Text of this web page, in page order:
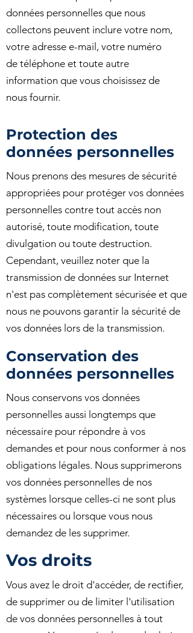
données personnelles que nous
collectons peuvent inclure votre nom,
votre adresse e-mail, votre numéro
de téléphone et toute autre
information que vous choisissez de
nous fournir.
Protection des
données personnelles
Nous prenons des mesures de sécurité
appropriées pour protéger vos données
personnelles contre tout accès non
autorisé, toute modification, toute
divulgation ou toute destruction.
Cependant, veuillez noter que la
transmission de données sur Internet
n'est pas complètement sécurisée et que
nous ne pouvons garantir la sécurité de
vos données lors de la transmission.
Conservation des
données personnelles
Nous conservons vos données
personnelles aussi longtemps que
nécessaire pour répondre à vos
demandes et pour nous conformer à nos
obligations légales. Nous supprimerons
vos données personnelles de nos
systèmes lorsque celles-ci ne sont plus
nécessaires ou lorsque vous nous
demandez de les supprimer.
Vos droits
Vous avez le droit d'accéder, de rectifier,
de supprimer ou de limiter l'utilisation
de vos données personnelles à tout